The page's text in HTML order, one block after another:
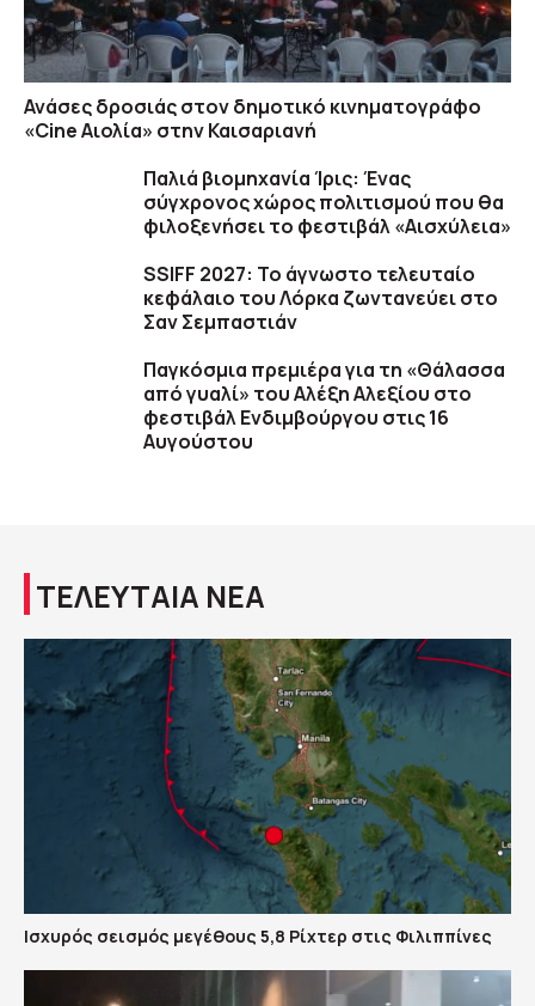
Ανάσες δροσιάς στον δημοτικό κινηματογράφο
«Cine Αιολία» στην Καισαριανή
Παλιά βιομηχανία Ίρις: Ένας
σύγχρονος χώρος πολιτισμού που θα
φιλοξενήσει το φεστιβάλ «Αισχύλεια»
SSIFF 2027: Το άγνωστο τελευταίο
κεφάλαιο του Λόρκα ζωντανεύει στο
Σαν Σεμπαστιάν
Παγκόσμια πρεμιέρα για τη «Θάλασσα
από γυαλί» του Αλέξη Αλεξίου στο
φεστιβάλ Ενδιμβούργου στις 16
Αυγούστου
ΤΕΛΕΥΤΑΙΑ ΝΕΑ
Ισχυρός σεισμός μεγέθους 5,8 Ρίχτερ στις Φιλιππίνες